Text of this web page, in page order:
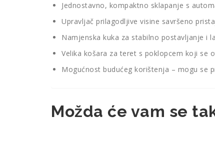
Jednostavno, kompaktno sklapanje s
Upravljač prilagodljive visine savršeno
Namjenska kuka za stabilno postavljanje i
Velika košara za teret s poklopcem koji se
Mogućnost budućeg korištenja – mogu se
Možda će vam se